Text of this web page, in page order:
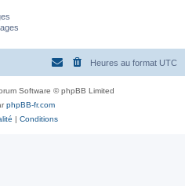
Heures au format UTC
Software © phpBB Limited
phpBB-fr.com
| Conditions